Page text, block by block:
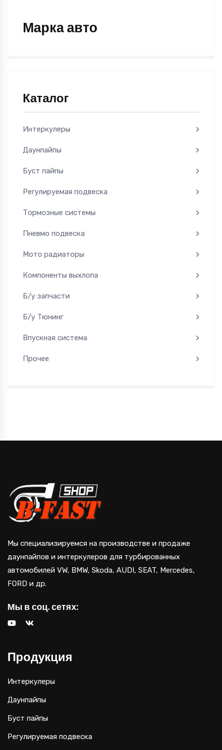
Марка авто
Каталог
Интеркулеры
Даунпайпы
Буст пайпы
Регулируемая подвеска
Тормозные системы
Пневмо подвеска
Мото радиаторы
Компоненты выхлопа
Б/у запчасти
Б/у Тюнинг
Впускная система
Прочее
Мы специализируемся на производстве и продаже
даунпайпов и интеркулеров для турбированных
автомобилей VW, BMW, Skoda, AUDI, SEAT, Mercedes,
FORD и др.
Мы в соц. сетях:
Продукция
Интеркулеры
Даунпайпы
Буст пайпы
Регулируемая подвеска